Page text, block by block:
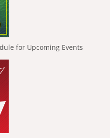
for Upcoming Events